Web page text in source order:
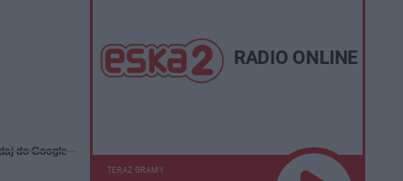
do Google
RADIO ONLINE
TERAZ GRAMY